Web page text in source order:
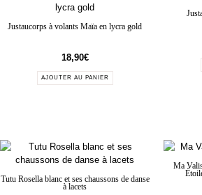
Justaucorps à volants Maïa en lycra gold
18,90€
AJOUTER AU PANIER
Tutu Rosella blanc et ses chaussons de danse
à lacets
Ma